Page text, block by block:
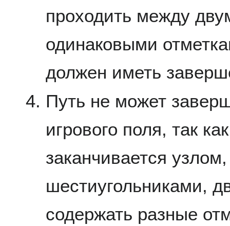
проходить между
одинаковыми
должен иметь
Путь не может
игрового поля, так
заканчивается
шестиугольниками,
содержать разные